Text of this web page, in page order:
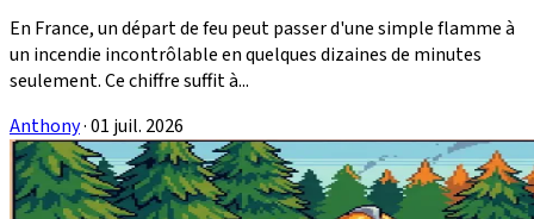
En France, un départ de feu peut passer d'une simple flamme à
un incendie incontrôlable en quelques dizaines de minutes
seulement. Ce chiffre suffit à...
Anthony·01 juil. 2026